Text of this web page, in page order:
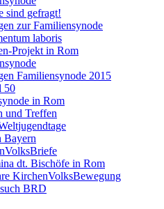
sind gefragt!
zur Familiensynode
laboris
Projekt in Rom
Familiensynode 2015
50
in Rom
und Treffen
Bayern
dt. Bischöfe in Rom
KirchenVolksBewegung
BRD